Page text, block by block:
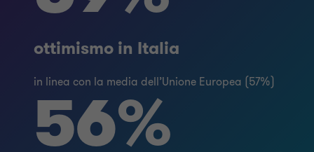
ottimismo in Italia
in linea con la media dell’Unione Europea (57%)
56%